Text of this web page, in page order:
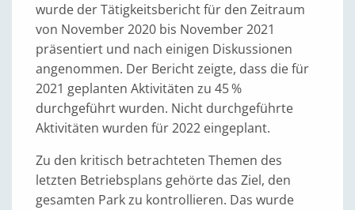
wurde der Tätigkeitsbericht für den Zeitraum
von November 2020 bis November 2021
präsentiert und nach einigen Diskussionen
angenommen. Der Bericht zeigte, dass die für
2021 geplanten Aktivitäten zu 45 %
durchgeführt wurden. Nicht durchgeführte
Aktivitäten wurden für 2022 eingeplant.
Zu den kritisch betrachteten Themen des
letzten Betriebsplans gehörte das Ziel, den
gesamten Park zu kontrollieren. Das wurde